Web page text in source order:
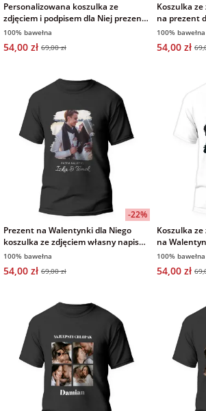
Personalizowana koszulka ze
zdjęciem i podpisem dla Niej prezent
na Walentynki czarna damska
100% bawełna
54,00 zł 69,00 zł
Koszulka
na prezent
biała damska
100% bawełna
54,00 zł
-22%
Prezent na Walentynki dla Niego
koszulka ze zdjęciem własny napis
czarna męska
100% bawełna
54,00 zł 69,00 zł
Koszulka ze
na
biała męska
100% bawełna
54,00 zł